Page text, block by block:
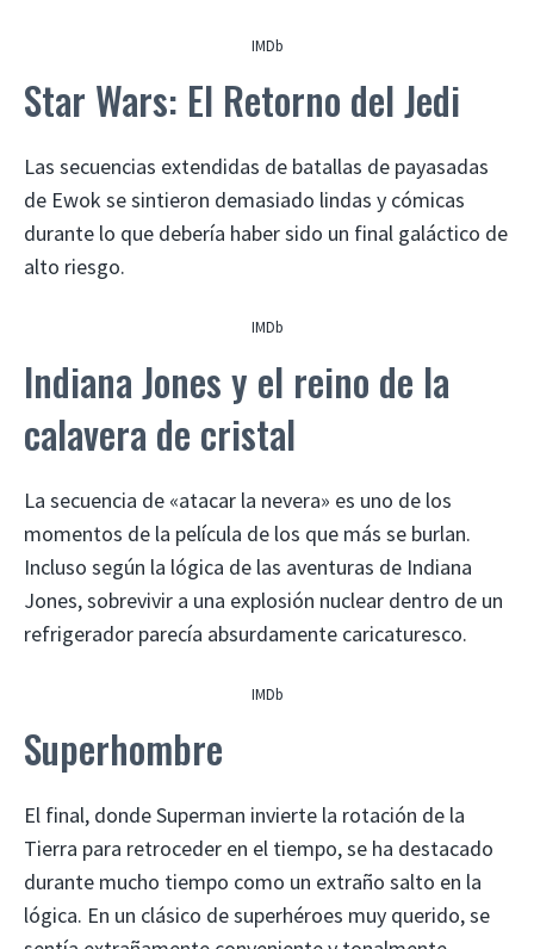
IMDb
Star Wars: El Retorno del Jedi
Las secuencias extendidas de batallas de payasadas
de Ewok se sintieron demasiado lindas y cómicas
durante lo que debería haber sido un final galáctico de
alto riesgo.
IMDb
Indiana Jones y el reino de la
calavera de cristal
La secuencia de «atacar la nevera» es uno de los
momentos de la película de los que más se burlan.
Incluso según la lógica de las aventuras de Indiana
Jones, sobrevivir a una explosión nuclear dentro de un
refrigerador parecía absurdamente caricaturesco.
IMDb
Superhombre
El final, donde Superman invierte la rotación de la
Tierra para retroceder en el tiempo, se ha destacado
durante mucho tiempo como un extraño salto en la
lógica. En un clásico de superhéroes muy querido, se